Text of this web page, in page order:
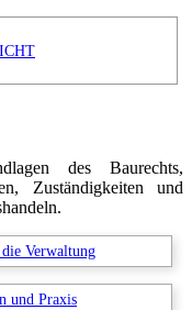
des Baurechts,
Zuständigkeiten und
Verwaltung
und Praxis